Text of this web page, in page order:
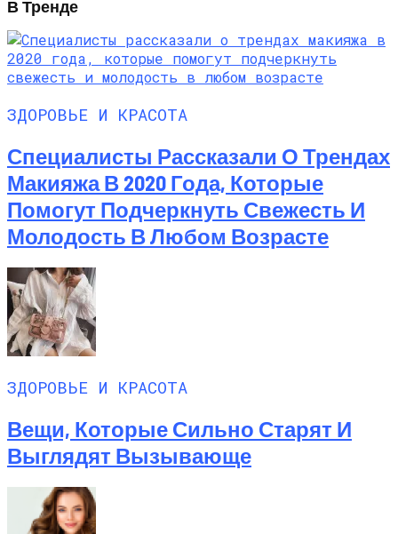
В Тренде
ЗДОРОВЬЕ И КРАСОТА
Специалисты Рассказали О Трендах
Макияжа В 2020 Года, Которые
Помогут Подчеркнуть Свежесть И
Молодость В Любом Возрасте
ЗДОРОВЬЕ И КРАСОТА
Вещи, Которые Сильно Старят И
Выглядят Вызывающе